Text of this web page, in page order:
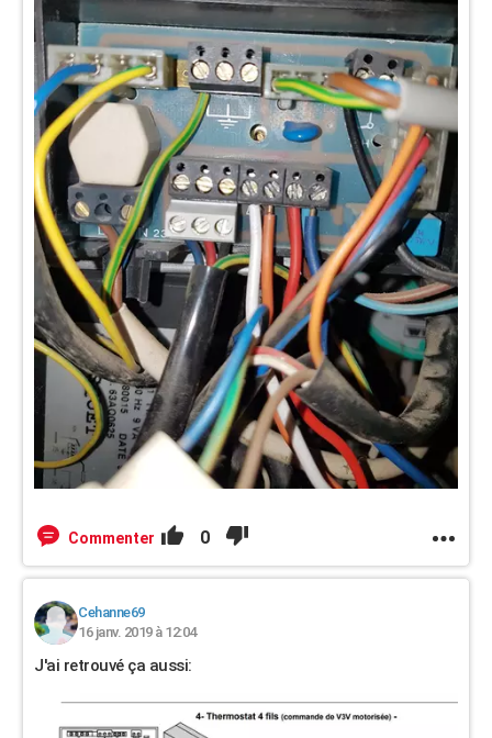
Commenter 0
Cehanne69
16 janv. 2019 à 12:04
J'ai retrouvé ça aussi: